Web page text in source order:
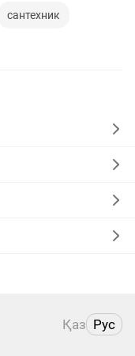
сантехник
Қаз Рус